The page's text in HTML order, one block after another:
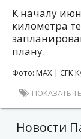
К началу
километра
плану.
Фото: MAX | СГК
ПОКАЗАТЬ
Новости